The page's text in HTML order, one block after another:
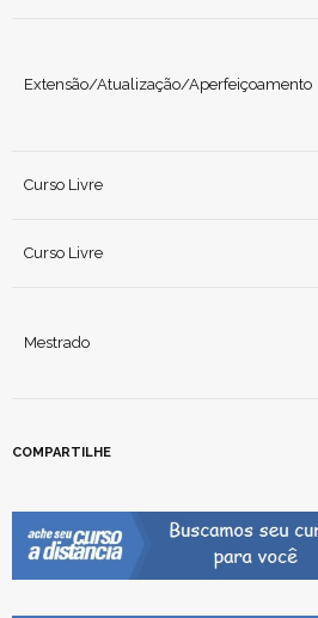
Extensão/Atualização/Aperfeiçoamento
Curso Livre
Curso Livre
Mestrado
COMPARTILHE